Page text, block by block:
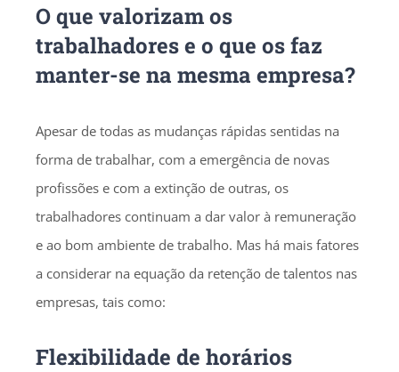
O que valorizam os
trabalhadores e o que os faz
manter-se na mesma empresa?
Apesar de todas as mudanças rápidas sentidas na
forma de trabalhar, com a emergência de novas
profissões e com a extinção de outras, os
trabalhadores continuam a dar valor à remuneração
e ao bom ambiente de trabalho. Mas há mais fatores
a considerar na equação da retenção de talentos nas
empresas, tais como:
Flexibilidade de horários